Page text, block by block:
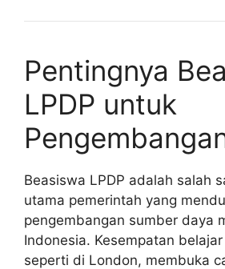
Pentingnya
LPDP untuk
Beasiswa LPDP adalah salah
utama pemerintah yang
pengembangan sumber daya
Indonesia. Kesempatan
seperti di London, membuka